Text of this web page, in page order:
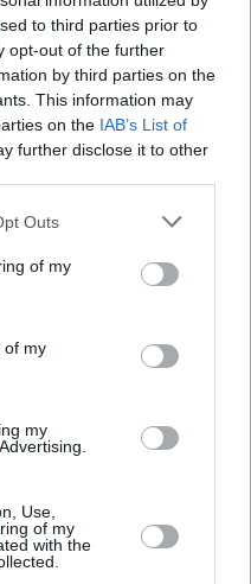
to third parties prior to
opt-out of the further
by third parties on the
This information may
on the IAB’s List of
further disclose it to other
Outs
of my
of my
my
Use,
of my
with the
Telegram
NEXT ARTICLE
Ηνωμένου Βασιλείου θα
ξεπεράσει την Ευρώπη τα
επόμενα 15 χρόνια